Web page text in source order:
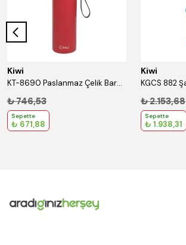
Kiwi
KT-8690 Paslanmaz Çelik Bardaklı 750 Ml Termos Kırmızı
₺ 746,53
Sepette
₺ 671,88
Kiwi
₺ 2.153,68
Sepette
₺ 1.938,31